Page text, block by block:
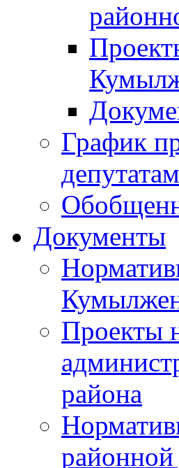
График
Документы
Проекты
района